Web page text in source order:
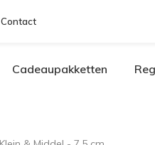
Contact
Cadeaupakketten